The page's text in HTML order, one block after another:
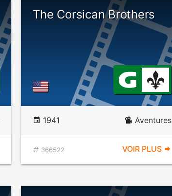
The Corsican Brothers
1941 Aventures
366522 VOIR PLUS